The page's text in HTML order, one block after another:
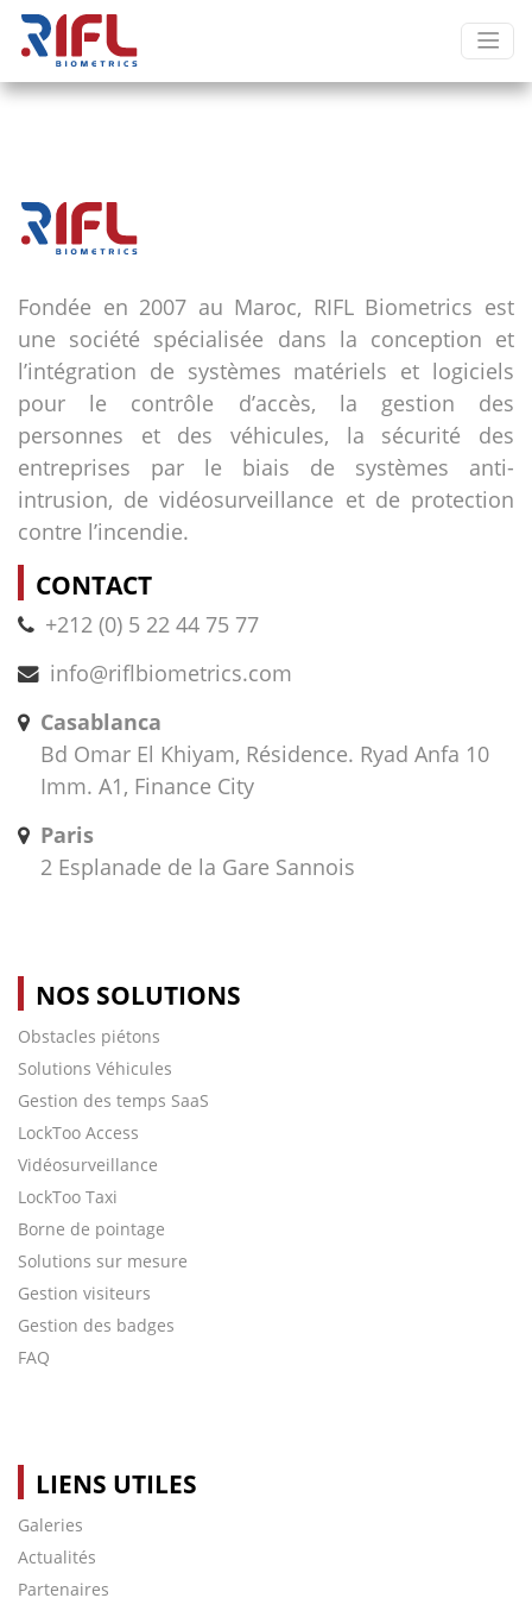
Fondée en 2007 au Maroc, RIFL Biometrics est
une société spécialisée dans la conception et
l’intégration de systèmes matériels et logiciels
pour le contrôle d’accès, la gestion des
personnes et des véhicules, la sécurité des
entreprises par le biais de systèmes anti-
intrusion, de vidéosurveillance et de protection
contre l’incendie.
CONTACT
+212 (0) 5 22 44 75 77
info@riflbiometrics.com
Casablanca
Bd Omar El Khiyam, Résidence. Ryad Anfa 10
Imm. A1, Finance City
Paris
2 Esplanade de la Gare Sannois
NOS SOLUTIONS
Obstacles piétons
Solutions Véhicules
Gestion des temps SaaS
LockToo Access
Vidéosurveillance
LockToo Taxi
Borne de pointage
Solutions sur mesure
Gestion visiteurs
Gestion des badges
FAQ
LIENS UTILES
Galeries
Actualités
Partenaires